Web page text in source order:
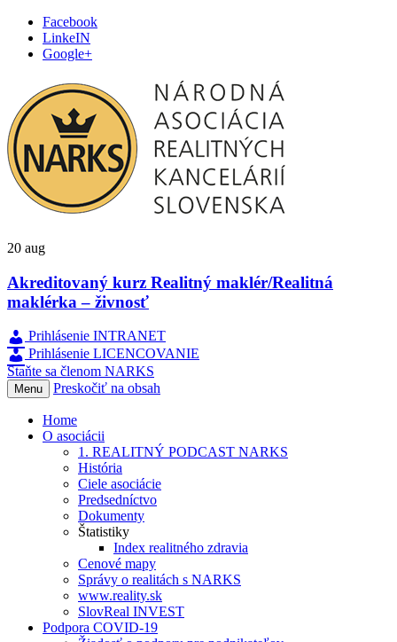
Facebook
LinkeIN
Google+
20 aug
Akreditovaný kurz Realitný maklér/Realitná
maklérka – živnosť
Prihlásenie INTRANET
Prihlásenie LICENCOVANIE
Staňte sa členom NARKS
Menu Preskočiť na obsah
Home
O asociácii
1. REALITNÝ PODCAST NARKS
História
Ciele asociácie
Predsedníctvo
Dokumenty
Štatistiky
Index realitného zdravia
Cenové mapy
Správy o realitách s NARKS
www.reality.sk
SlovReal INVEST
Podpora COVID-19